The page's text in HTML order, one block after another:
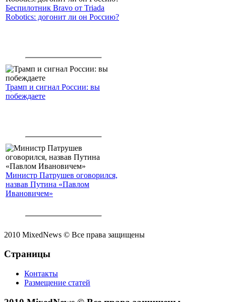
Беспилотник Bravo от Triada
Robotics: догонит ли он Россию?
Трамп и сигнал России: вы
побеждаете
Министр Патрушев оговорился,
назвав Путина «Павлом
Ивановичем»
2010 MixedNews © Все права защищены
Страницы
Контакты
Размещение статей